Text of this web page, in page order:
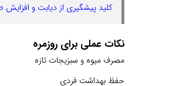
کلید پیشگیری از دیابت و افزایش
نکات عملی برای روزمره
مصرف میوه و سبزیجات تازه
حفظ بهداشت فردی